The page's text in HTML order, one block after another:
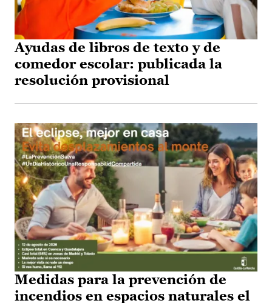
Ayudas de libros de texto y de
comedor escolar: publicada la
resolución provisional
Medidas para la prevención de
incendios en espacios naturales el